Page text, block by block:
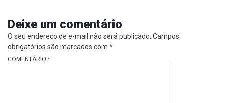
Deixe um comentário
O seu endereço de e-mail não será publicado. Campos
obrigatórios são marcados com *
COMENTÁRIO *